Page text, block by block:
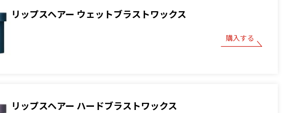
リップスヘアー ウェットブラストワックス
購入する
リップスヘアー ハードブラストワックス